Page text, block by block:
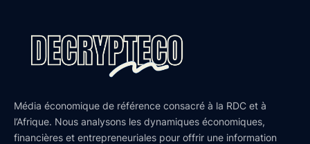
Média économique de référence consacré à la RDC et à
l’Afrique. Nous analysons les dynamiques économiques,
financières et entrepreneuriales pour offrir une information